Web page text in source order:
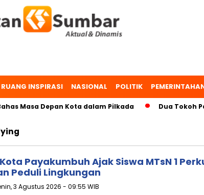
RUANG INSPIRASI NASIONAL POLITIK
Masa Depan Kota dalam Pilkada Dua Tokoh
Payakumbuh Ajak Siswa MTsN 1
Peduli Lingkungan
3 Agustus 2026 - 09:55 WIB